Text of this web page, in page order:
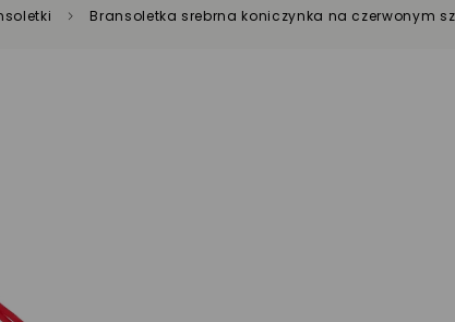
Bransoletka srebrna koniczynka na czerwonym